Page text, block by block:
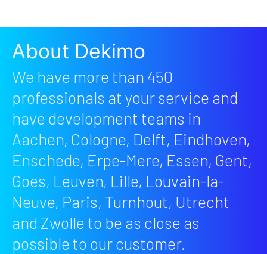
About Dekimo
We have more than 450
professionals at your service and
have development teams in
Aachen, Cologne, Delft, Eindhoven,
Enschede, Erpe-Mere, Essen, Gent,
Goes, Leuven, Lille, Louvain-la-
Neuve, Paris, Turnhout, Utrecht
and Zwolle to be as close as
possible to our customer.